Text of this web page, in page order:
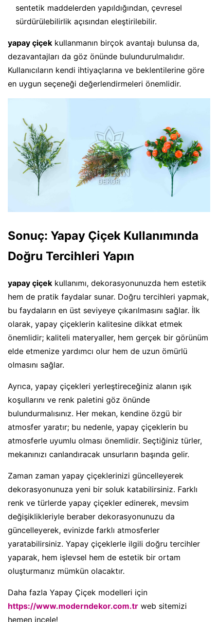
sentetik maddelerden yapıldığından, çevresel
sürdürülebilirlik açısından eleştirilebilir.
yapay çiçek kullanmanın birçok avantajı bulunsa da,
dezavantajları da göz önünde bulundurulmalıdır.
Kullanıcıların kendi ihtiyaçlarına ve beklentilerine göre
en uygun seçeneği değerlendirmeleri önemlidir.
Sonuç: Yapay Çiçek Kullanımında
Doğru Tercihleri Yapın
yapay çiçek kullanımı, dekorasyonunuzda hem estetik
hem de pratik faydalar sunar. Doğru tercihleri yapmak,
bu faydaların en üst seviyeye çıkarılmasını sağlar. İlk
olarak, yapay çiçeklerin kalitesine dikkat etmek
önemlidir; kaliteli materyaller, hem gerçek bir görünüm
elde etmenize yardımcı olur hem de uzun ömürlü
olmasını sağlar.
Ayrıca, yapay çiçekleri yerleştireceğiniz alanın ışık
koşullarını ve renk paletini göz önünde
bulundurmalısınız. Her mekan, kendine özgü bir
atmosfer yaratır; bu nedenle, yapay çiçeklerin bu
atmosferle uyumlu olması önemlidir. Seçtiğiniz türler,
mekanınızı canlandıracak unsurların başında gelir.
Zaman zaman yapay çiçeklerinizi güncelleyerek
dekorasyonunuza yeni bir soluk katabilirsiniz. Farklı
renk ve türlerde yapay çiçekler edinerek, mevsim
değişiklikleriyle beraber dekorasyonunuzu da
güncelleyerek, evinizde farklı atmosferler
yaratabilirsiniz. Yapay çiçeklerle ilgili doğru tercihler
yaparak, hem işlevsel hem de estetik bir ortam
oluşturmanız mümkün olacaktır.
Daha fazla Yapay Çiçek modelleri için
https://www.moderndekor.com.tr web sitemizi
hemen incele!